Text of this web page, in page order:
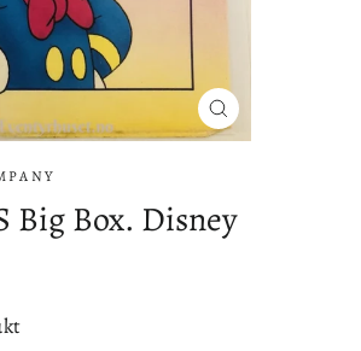
Lukke
(esc)
Big Box. Disney